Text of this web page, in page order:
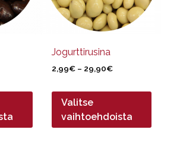
Jogurttirusina
2,99€ – 29,90€Hintaluokka:
-
Valitse
vaihtoehdoista
tehdä
valinnat
sivulla.